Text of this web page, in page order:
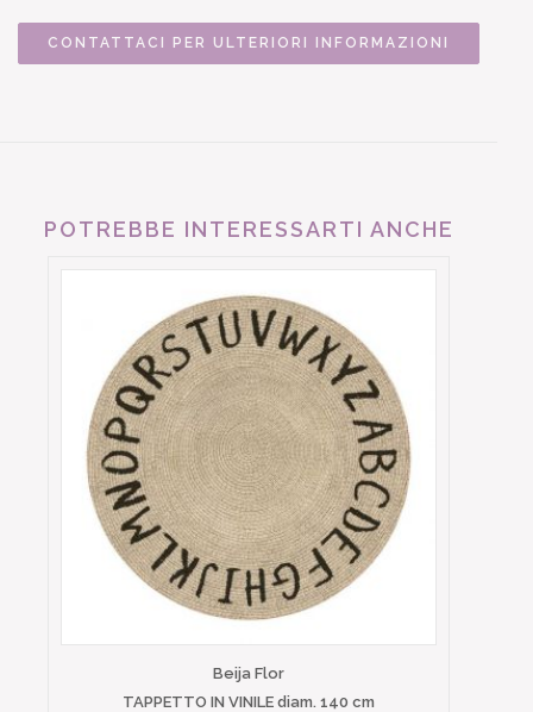
CONTATTACI PER ULTERIORI INFORMAZIONI
POTREBBE INTERESSARTI ANCHE
Beija Flor
TAPPETTO IN VINILE diam. 140 cm